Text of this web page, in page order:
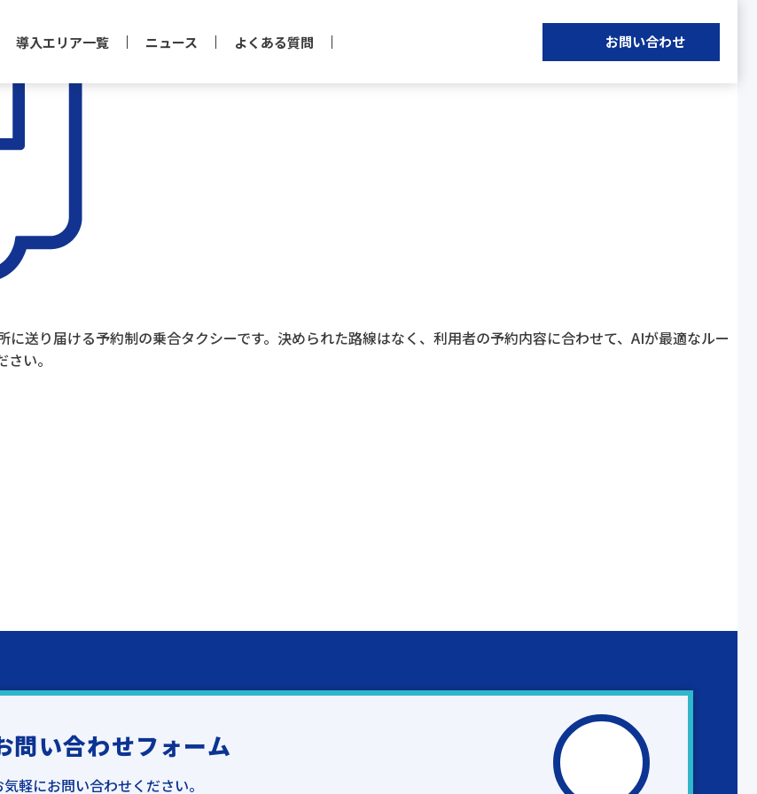
導入エリア一覧 ニュース よくある質問 お問い合わせ
送り届ける予約制の乗合タクシーです。決められた路線はなく、利用者の予約内容に合わせて、AIが最適なルー
い。
問い合わせフォーム
気軽にお問い合わせください。